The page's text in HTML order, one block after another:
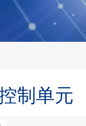
制单元